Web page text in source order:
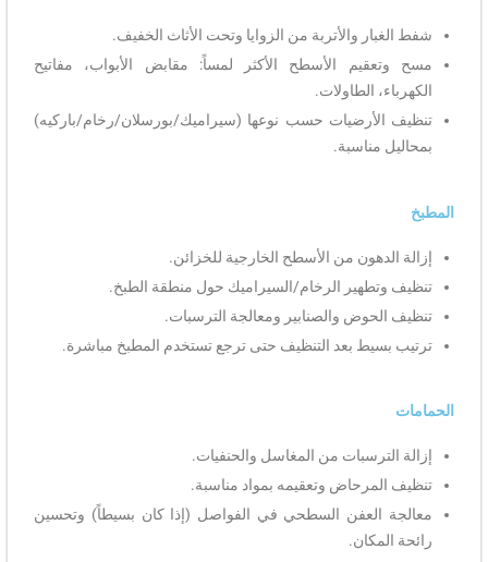
شفط الغبار والأتربة من الزوايا وتحت الأثاث الخفيف.
مسح وتعقيم الأسطح الأكثر لمساً: مقابض الأبواب، مفاتيح
الكهرباء، الطاولات.
تنظيف الأرضيات حسب نوعها (سيراميك/بورسلان/رخام/باركيه)
بمحاليل مناسبة.
المطبخ
إزالة الدهون من الأسطح الخارجية للخزائن.
تنظيف وتطهير الرخام/السيراميك حول منطقة الطبخ.
تنظيف الحوض والصنابير ومعالجة الترسبات.
ترتيب بسيط بعد التنظيف حتى ترجع تستخدم المطبخ مباشرة.
الحمامات
إزالة الترسبات من المغاسل والحنفيات.
تنظيف المرحاض وتعقيمه بمواد مناسبة.
معالجة العفن السطحي في الفواصل (إذا كان بسيطاً) وتحسين
رائحة المكان.